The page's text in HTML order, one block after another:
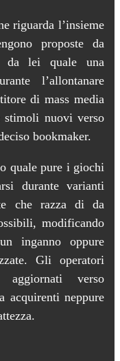
riguarda l’insieme
proposte da
da lei quale una
l’allontanare
di mass media
stimoli nuovi verso
bookmaker.
quale pure i giochi
durante varianti
che razza di da
modificando
inganno oppure
Gli operatori
aggiornati verso
acquirenti neppure